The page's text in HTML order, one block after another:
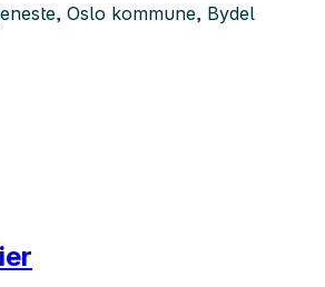
Oslo kommune, Bydel